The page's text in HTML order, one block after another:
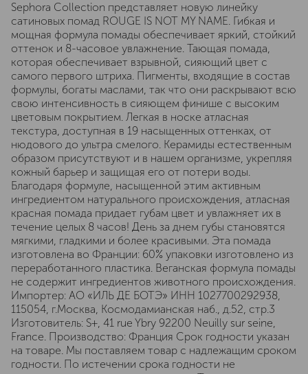
Sephora Collection представляет новую линейку
сатиновых помад ROUGE IS NOT MY NAME. Гибкая и
мощная формула помады обеспечивает яркий, стойкий
оттенок и 8-часовое увлажнение. Тающая помада,
которая обеспечивает взрывной, сияющий цвет с
самого первого штриха. Пигменты, входящие в состав
формулы, богаты маслами, так что они раскрывают всю
свою интенсивность в сияющем финише с высоким
цветовым покрытием. Легкая в носке атласная
текстура, доступная в 19 насыщенных оттенках, от
нюдового до ультра смелого. Керамиды естественным
образом присутствуют и в нашем организме, укрепляя
кожный барьер и защищая его от потери воды.
Благодаря формуле, насыщенной этим активным
ингредиентом натурального происхождения, атласная
красная помада придает губам цвет и увлажняет их в
течение целых 8 часов! День за днем губы становятся
мягкими, гладкими и более красивыми. Эта помада
изготовлена во Франции: 60% упаковки изготовлено из
переработанного пластика. Веганская формула помады
не содержит ингредиентов животного происхождения.
Импортер: АО «ИЛЬ ДЕ БОТЭ» ИНН 1027700292938,
115054, г.Москва, Космодамианская наб., д.52, стр.3
Изготовитель: S+, 41 rue Ybry 92200 Neuilly sur seine,
France. Производство: Франция Срок годности указан
на товаре. Мы поставляем товар с надлежащим сроком
годности. По истечении срока годности не